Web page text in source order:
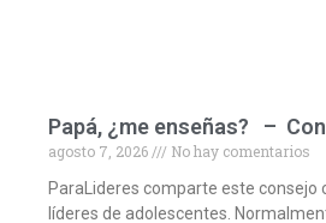
Papá, ¿me enseñas? –
agosto 7, 2026
No hay comentarios
ParaLideres comparte este consejo
líderes de adolescentes.